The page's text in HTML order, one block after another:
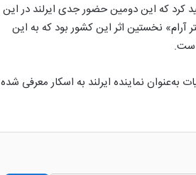
کرد که این دومین حضور جدی ایرلند در این
می‌شود. در سال ۲۰۲۲، فیلم «دختر آرام» نخستین اثر این کشور بود که به این
به‌عنوان نماینده ایرلند به اسکار معرفی شده